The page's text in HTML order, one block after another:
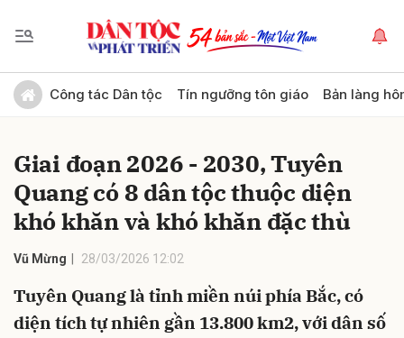
Công tác Dân tộc Tín ngưỡng tôn giáo Bản làng
Giai đoạn 2026 - 2030, Tuyên
Quang có 8 dân tộc thuộc diện
khó khăn và khó khăn đặc thù
Vũ Mừng 28/03/2026 12:02
Tuyên Quang là tỉnh miền núi phía Bắc, có
diện tích tự nhiên gần 13.800 km2, với dân số
Gửi bình luận